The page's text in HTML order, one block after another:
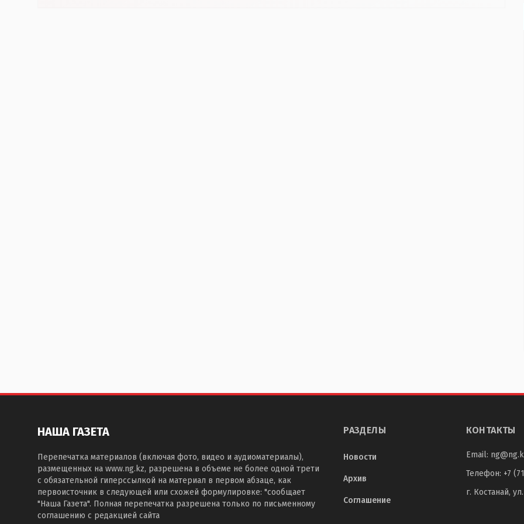
НАША ГАЗЕТА
Перепечатка материалов (включая фото, видео и аудиоматериалы),
размещенных на www.ng.kz, разрешена в объеме не более одной трети
с обязательной гиперссылкой на материал в первом абзаце, как
первоисточник в следующей или схожей формулировке: "сообщает
"Наша Газета". Полная перепечатка разрешена только по письменному
соглашению с редакцией сайта
РАЗДЕЛЫ
Новости
Архив
Соглашение
КОНТАКТЫ
Email:
Телефон: +7
г. Костанай,